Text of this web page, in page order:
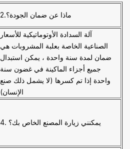
2.ماذا عن ضمان الجودة؟
آلة السدادة الأوتوماتيكية للأسعار
الصناعية الخاصة بعلبة المشروبات هي
ضمان لمدة سنة واحدة ، يمكن استبدال
جميع أجزاء الماكينة في غضون سنة
واحدة إذا تم كسرها (لا يشمل ذلك صنع
الإنسان)
4. يمكنني زيارة المصنع الخاص بك؟